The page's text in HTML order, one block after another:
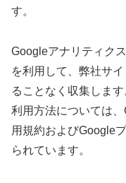
す。
Googleアナリティク
を利用して、弊社サ
ることなく収集しま
利用方法については
用規約およびGoogle
られています。